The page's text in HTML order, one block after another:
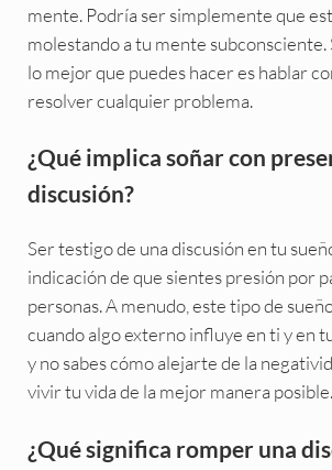
mente. Podría ser simplemente que
molestando a tu mente subconsciente.
lo mejor que puedes hacer es hablar
resolver cualquier problema.
¿Qué implica soñar con
discusión?
Ser testigo de una discusión en tu
indicación de que sientes presión por
personas. A menudo, este tipo de
cuando algo externo influye en ti y en
y no sabes cómo alejarte de la
vivir tu vida de la mejor manera posible.
¿Qué significa romper una